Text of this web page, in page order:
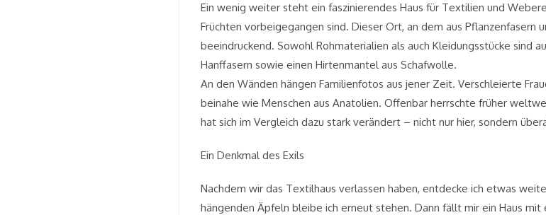
Ein wenig weiter steht ein faszinierendes Haus für Textilien und
Früchten vorbeigegangen sind. Dieser Ort, an dem aus
beeindruckend. Sowohl Rohmaterialien als auch Kleidungsstücke sind
Hanffasern sowie einen Hirtenmantel aus Schafwolle.
An den Wänden hängen Familienfotos aus jener Zeit. Verschleierte
beinahe wie Menschen aus Anatolien. Offenbar herrschte früher
hat sich im Vergleich dazu stark verändert – nicht nur hier, sondern
Ein Denkmal des Exils
Nachdem wir das Textilhaus verlassen haben, entdecke ich etwas
hängenden Äpfeln bleibe ich erneut stehen. Dann fällt mir ein Haus